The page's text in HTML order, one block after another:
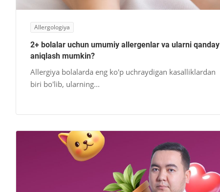
Allergologiya
Allergiya bolalarda eng ko'p uchraydigan kasalliklardan
biri bo'lib, ularning...
2+ bolalar uchun umumiy allergenlar va ularni qanday
aniqlash mumkin?